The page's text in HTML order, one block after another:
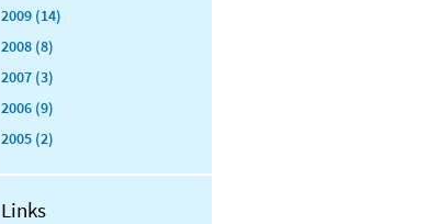
2009 (14)
2008 (8)
2007 (3)
2006 (9)
2005 (2)
Links